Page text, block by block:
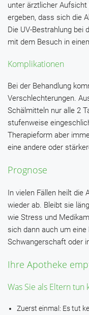
unter ärztlicher
ergeben, dass sich die
Die UV-Bestrahlung bei
mit dem Besuch in
Komplikationen
Bei der Behandlung
Verschlechterungen.
Schälmitteln nur alle 2
stufenweise
Therapieform aber
eine andere oder
Prognose
In vielen Fällen heilt die
wieder ab. Bleibt sie
wie Stress und
sich dann auch um
Schwangerschaft oder
Ihre Apotheke
Was Sie als Eltern tun
Zuerst einmal: Es tut